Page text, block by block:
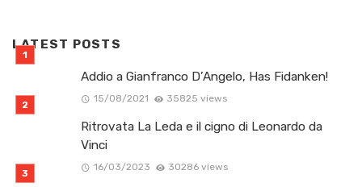
LATEST POSTS
Addio a Gianfranco D’Angelo, Has Fidanken!
15/08/2021 35825 views
Ritrovata La Leda e il cigno di Leonardo da
Vinci
16/03/2023 30286 views